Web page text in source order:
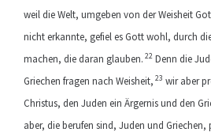
weil die Welt, umgeben von der Weisheit
nicht erkannte, gefiel es Gott wohl, durch
machen, die daran glauben. 22 Denn die
Griechen fragen nach Weisheit, 23 wir aber
Christus, den Juden ein Ärgernis und den
aber, die berufen sind, Juden und Griechen,